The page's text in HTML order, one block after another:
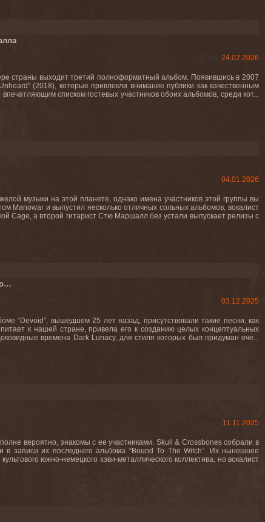
24.02.2026
страны выходит третий полноформатный альбом. Появившись в 2007
(2018), которые привлекли внимание публики как качественным
списком гостевых участников обоих альбомов, среди кот...
04.01.2026
музыки на этой планете, однако имена участников этой группы вы
и выпустил несколько отличных сольных альбомов, вокалист
Cage, а второй гитарист Стю Маршалл без устали выпускает релизы с
03.12.2025
“Devoid”, вышедшем 25 лет назад, присутствовали такие песни, как
к нашей стране, привела его к созданию целых концептуальных
времена Dark Lunacy, для стиля которых был придуман оче...
11.11.2025
вероятно, знакомы с ее участниками. Skull & Crossbones собрали в
в записи их последнего альбома “Bound To The Witch”. Их нынешнее
южно-немецкого хэви-металлического коллектива, но вокалист